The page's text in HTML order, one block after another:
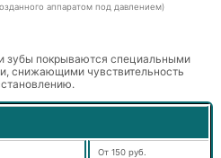
аппаратом под давлением)
зубы покрываются специальными
снижающими чувствительность
От 150 руб.